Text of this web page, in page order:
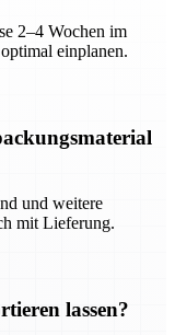
2–4 Wochen im
einplanen.
und weitere
mit Lieferung.
lassen?